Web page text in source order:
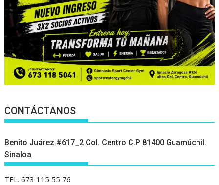
CONTÁCTANOS
Benito Juárez #617_2 Col. Centro C.P 81400 Guamúchil.
Sinaloa
TEL. 673 115 55 76